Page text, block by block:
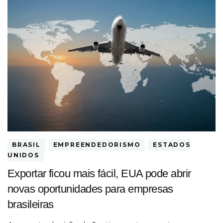
BRASIL EMPREENDEDORISMO
ESTADOS
UNIDOS
Exportar ficou mais fácil, EUA pode abrir
novas oportunidades para empresas
brasileiras